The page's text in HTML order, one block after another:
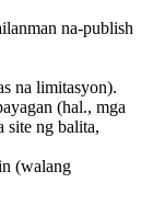
na-publish
na limitasyon).
(hal., mga
site ng balita,
(walang